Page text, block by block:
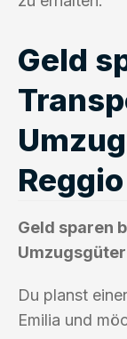
Geld
Geld sparen
Du planst
Emilia und